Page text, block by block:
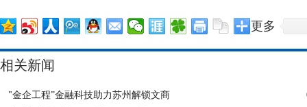
更多
相关新闻
"金企工程”金融科技助力苏州解锁文商